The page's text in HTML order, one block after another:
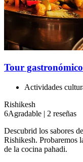
Tour
Actividades
Rishikesh
6Agradable | 2 reseñas
Descubrid los sabores
Rishikesh. Probaremos
de la cocina pahadi.